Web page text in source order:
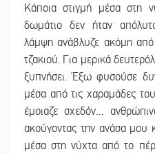
Κάποια στιγμή μέσα στη
δωμάτιο δεν ήταν
λάμψη ανάβλυζε ακόμη από
τζακιού. Για μερικά
ξυπνήσει. Έξω φυσούσε
μέσα από τις χαραμάδες
έμοιαζε σχεδόν…
ακούγοντας την ανάσα μου
μέσα στη νύχτα από το